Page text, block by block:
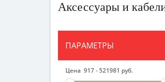
Аксессуары и
ПАРАМЕТРЫ
Цена 917-521981 руб.